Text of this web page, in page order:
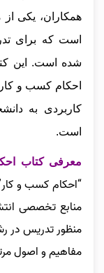
همکاران، یکی از
است که برای
شده است. این
احکام کسب و
کاربردی به
است.
معرفی کتاب
“احکام کسب و
منابع تخصصی
منظور تدریس در
مفاهیم و اصول